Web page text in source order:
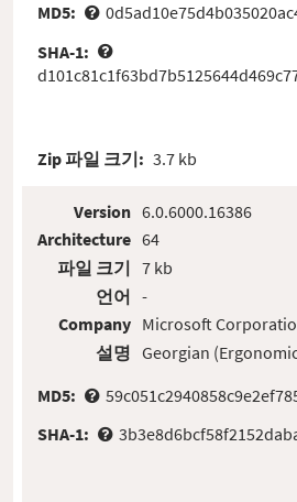
MD5:
SHA-1:
Zip 파일 크기: 3.7 kb
Version
Architecture
파일 크기
언어
Company
설명
6.0.6000.16386
64
7 kb
-
Microsoft
Georgian
MD5:
SHA-1: